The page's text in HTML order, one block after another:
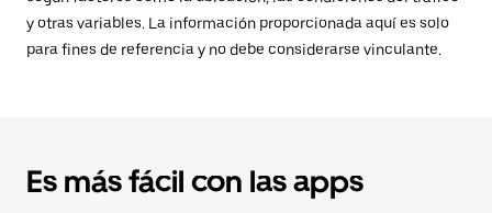
y otras variables. La información proporcionada aquí es solo
para fines de referencia y no debe considerarse vinculante.
Es más fácil con las apps